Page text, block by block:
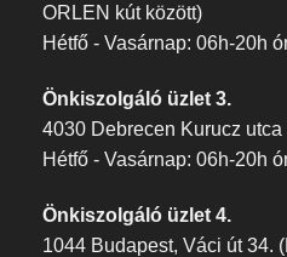
ORLEN kút között)
Hétfő - Vasárnap: 06h-20h
Önkiszolgáló üzlet 3.
4030 Debrecen Kurucz utca
Hétfő - Vasárnap: 06h-20h
Önkiszolgáló üzlet 4.
1044 Budapest, Váci út 34.